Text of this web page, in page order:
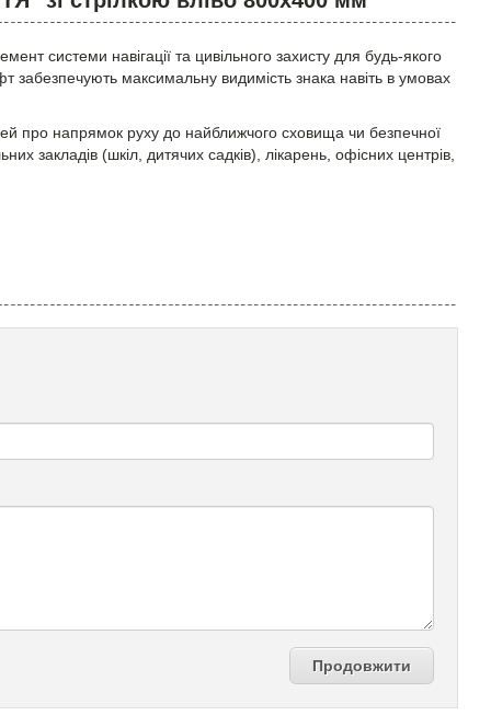
системи навігації та цивільного захисту для будь-якого
забезпечують максимальну видимість знака навіть в умовах
про напрямок руху до найближчого сховища чи безпечної
закладів (шкіл, дитячих садків), лікарень, офісних центрів,
Продовжити